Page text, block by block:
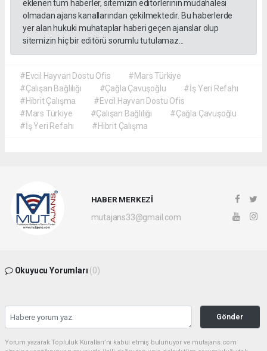
eklenen tüm haberler, sitemizin editörlerinin müdahalesi
olmadan ajans kanallarından çekilmektedir. Bu haberlerde
yer alan hukuki muhataplar haberi geçen ajanslar olup
sitemizin hiç bir editörü sorumlu tutulamaz...
#Evcil Hayvan Dostu Ofis
#Mars Türkiye
#Çalışan Bağlılığı
#Çağla Çavuşoğlu
#İş Yeri Refahı
#Hibrit Çalışma
#Evcil Hayvan Dostu Ofis
#Mars Türkiye
#Çalışan Bağlılığı
#Çağla Çavuşoğlu
#İş Yeri Refahı
#Hibrit Çalışma
HABER MERKEZİ
mutajans33@gmail.com
Okuyucu Yorumları (0)
Gönder
Yorum yazarak Topluluk Kuralları’nı kabul etmiş bulunuyor ve mutajans.com